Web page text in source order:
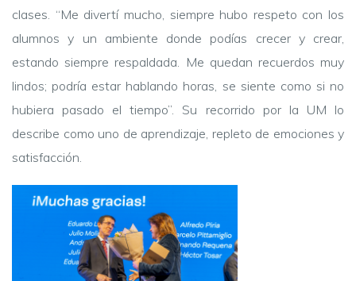
clases. “Me divertí mucho, siempre hubo respeto con los
alumnos y un ambiente donde podías crecer y crear,
estando siempre respaldada. Me quedan recuerdos muy
lindos; podría estar hablando horas, se siente como si no
hubiera pasado el tiempo”. Su recorrido por la UM lo
describe como uno de aprendizaje, repleto de emociones y
satisfacción.